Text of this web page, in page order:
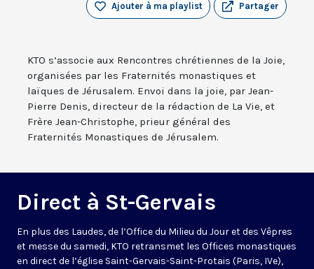
Partager
Ajouter à ma playlist
KTO s’associe aux Rencontres chrétiennes de la Joie,
organisées par les Fraternités monastiques et
laïques de Jérusalem. Envoi dans la joie, par Jean-
Pierre Denis, directeur de la rédaction de La Vie, et
Frère Jean-Christophe, prieur général des
Fraternités Monastiques de Jérusalem.
Direct à St-Gervais
En plus des Laudes, de l’Office du Milieu du Jour et des Vêpres
et messe du samedi, KTO retransmet les Offices monastiques
en direct de l’église Saint-Gervais-Saint-Protais (Paris, IVe),